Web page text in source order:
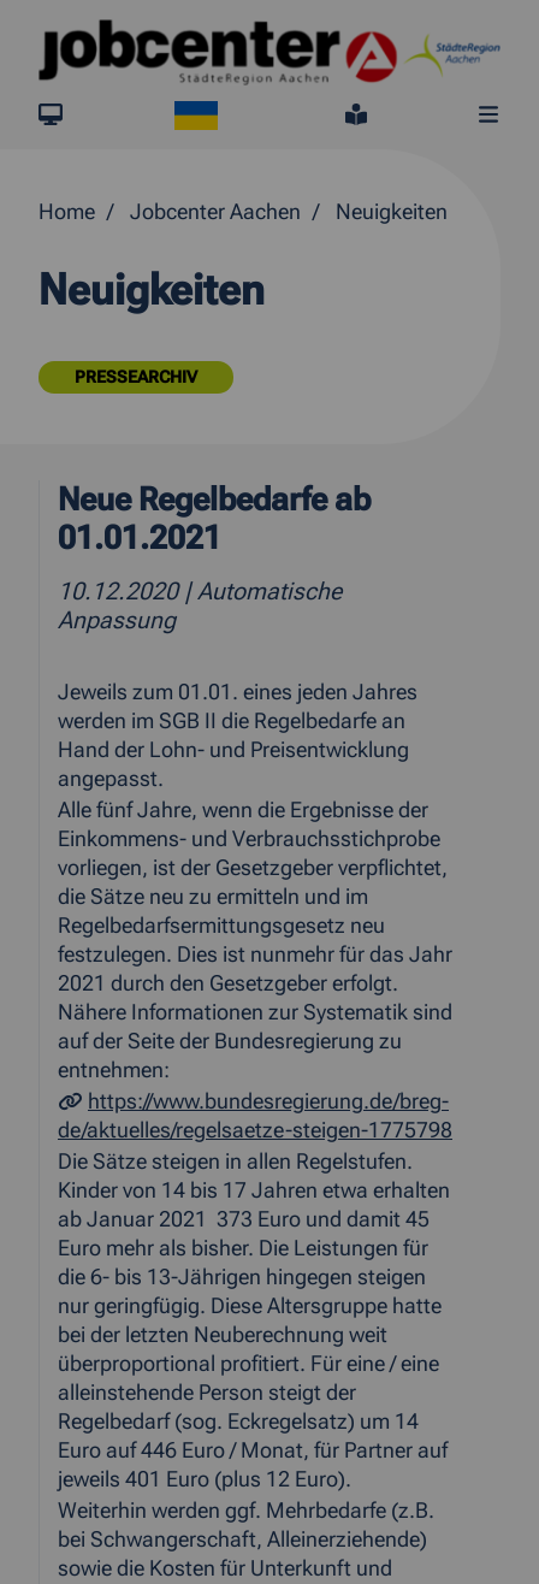
Springe direkt zum Inhalt
jobcenter.digital
Leichte
Home Jobcenter Aachen Neuigkeiten
Neuigkeiten
PRESSEARCHIV
Neue Regelbedarfe ab
01.01.2021
10.12.2020 | Automatische
Anpassung
Jeweils zum 01.01. eines jeden Jahres
werden im SGB II die Regelbedarfe an
Hand der Lohn- und Preisentwicklung
angepasst.
Alle fünf Jahre, wenn die Ergebnisse der
Einkommens- und Verbrauchsstichprobe
vorliegen, ist der Gesetzgeber verpflichtet,
die Sätze neu zu ermitteln und im
Regelbedarfsermittungsgesetz neu
festzulegen. Dies ist nunmehr für das Jahr
2021 durch den Gesetzgeber erfolgt.
Nähere Informationen zur Systematik sind
auf der Seite der Bundesregierung zu
entnehmen:
https://www.bundesregierung.de/breg-
de/aktuelles/regelsaetze-steigen-1775798
Die Sätze steigen in allen Regelstufen.
Kinder von 14 bis 17 Jahren etwa erhalten
ab Januar 2021 373 Euro und damit 45
Euro mehr als bisher. Die Leistungen für
die 6- bis 13-Jährigen hingegen steigen
nur geringfügig. Diese Altersgruppe hatte
bei der letzten Neuberechnung weit
überproportional profitiert. Für eine / eine
alleinstehende Person steigt der
Regelbedarf (sog. Eckregelsatz) um 14
Euro auf 446 Euro / Monat, für Partner auf
jeweils 401 Euro (plus 12 Euro).
Weiterhin werden ggf. Mehrbedarfe (z.B.
bei Schwangerschaft, Alleinerziehende)
sowie die Kosten für Unterkunft und